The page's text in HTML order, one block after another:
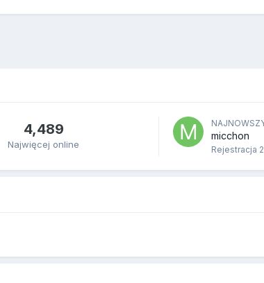
4,489
Najwięcej online
micchon
Rejestracja